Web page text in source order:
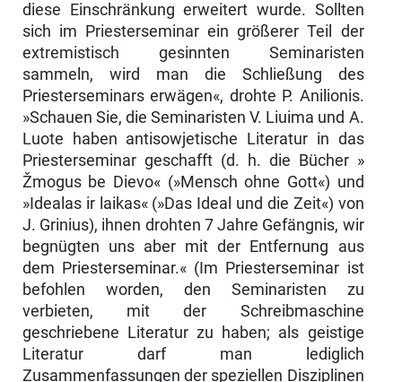
diese Einschränkung erweitert wurde. Sollten
sich im Priesterse­minar ein größerer Teil der
extremistisch gesinnten Seminaristen
sammeln, wird man die Schließung des
Priesterseminars erwägen«, drohte P. Anilionis.
»Schauen Sie, die Seminaristen V. Liuima und A.
Luote haben antisowjeti­sche Literatur in das
Priesterseminar geschafft (d. h. die Bücher »
Žmogus be Dievo« (»Mensch ohne Gott«) und
»Idealas ir laikas« (»Das Ideal und die Zeit«) von
J. Grinius), ihnen drohten 7 Jahre Gefängnis, wir
begnügten uns aber mit der Entfernung aus
dem Priesterseminar.« (Im Priesterseminar ist
befohlen worden, den Seminaristen zu
verbieten, mit der Schreibmaschine
geschriebene Literatur zu haben; als geistige
Literatur darf man lediglich
Zusammenfassungen der speziellen Disziplinen